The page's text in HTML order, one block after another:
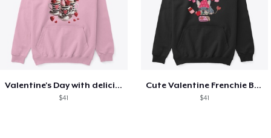
Valentine's Day with delicious food
$41
Cute Valentine Frenchie Bulldog
$41